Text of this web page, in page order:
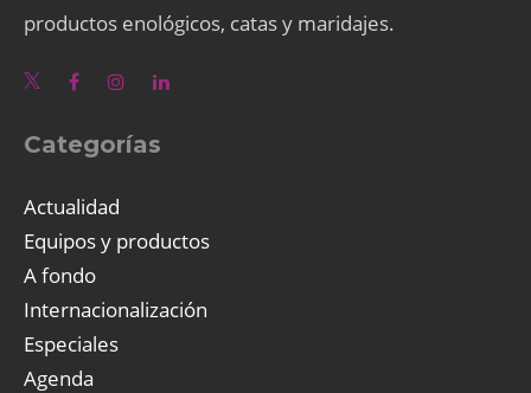
productos enológicos, catas y maridajes.
Categorías
Actualidad
Equipos y productos
A fondo
Internacionalización
Especiales
Agenda